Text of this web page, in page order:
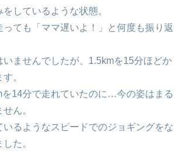
しているような状態。
っても「ママ遅いよ！」と何度も振り返
いませんでしたが、1.5kmを15分ほどか
。
を14分で走れていたのに…今の姿はまる
ん。
いるようなスピードでのジョギングをな
た。